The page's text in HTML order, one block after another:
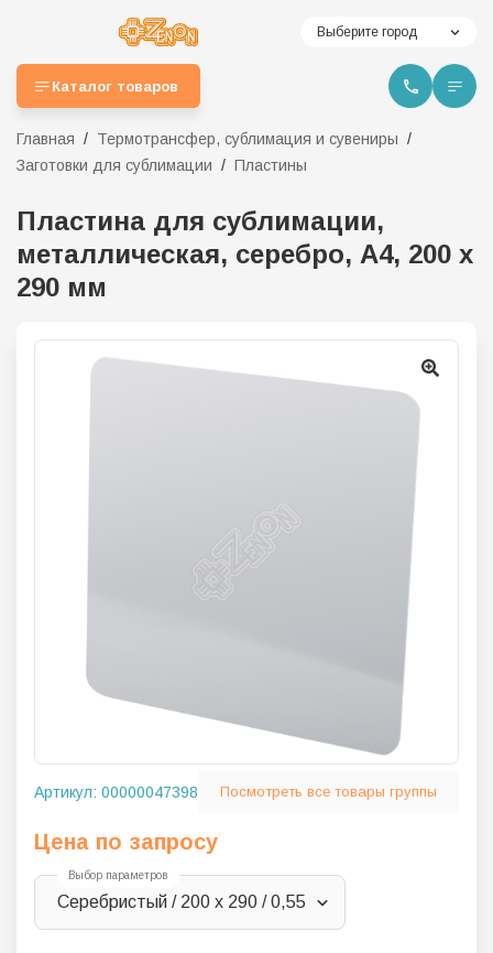
Выберите город
Каталог товаров
Главная
Термотрансфер, сублимация и сувениры
Заготовки для сублимации
Пластины
Пластина для сублимации,
металлическая, серебро, А4, 200 х
290 мм
Артикул: 00000047398 Посмотреть все товары группы
Цена по запросу
Выбор параметров
Серебристый / 200 х 290 / 0,55